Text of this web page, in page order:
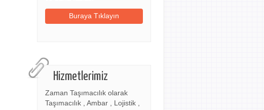
Buraya Tıklayın
Hizmetlerimiz
Zaman Taşımacılık olarak
Taşımacılık , Ambar , Lojistik ,